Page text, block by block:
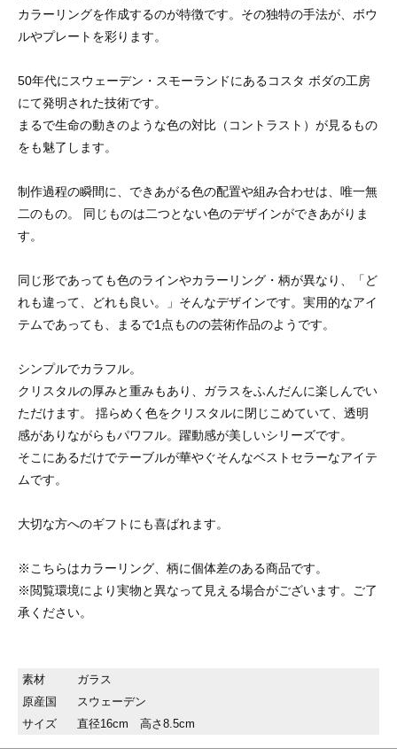
カラーリングを作成するのが特徴です。その独特の手法が、ボウ
ルやプレートを彩ります。
50年代にスウェーデン・スモーランドにあるコスタ ボダの工房
にて発明された技術です。
まるで生命の動きのような色の対比（コントラスト）が見るもの
をも魅了します。
制作過程の瞬間に、できあがる色の配置や組み合わせは、唯一無
二のもの。 同じものは二つとない色のデザインができあがりま
す。
同じ形であっても色のラインやカラーリング・柄が異なり、「ど
れも違って、どれも良い。」そんなデザインです。実用的なアイ
テムであっても、まるで1点ものの芸術作品のようです。
シンプルでカラフル。
クリスタルの厚みと重みもあり、ガラスをふんだんに楽しんでい
ただけます。 揺らめく色をクリスタルに閉じこめていて、透明
感がありながらもパワフル。躍動感が美しいシリーズです。
そこにあるだけでテーブルが華やぐそんなベストセラーなアイテ
ムです。
大切な方へのギフトにも喜ばれます。
※こちらはカラーリング、柄に個体差のある商品です。
※閲覧環境により実物と異なって見える場合がございます。ご了
承ください。
素材
ガラス
原産国
スウェーデン
サイズ
直径16cm 高さ8.5cm